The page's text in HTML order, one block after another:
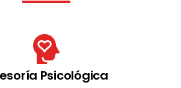
Psicológica